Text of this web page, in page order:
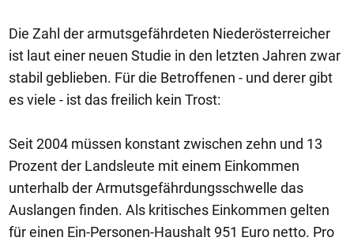
Die Zahl der armutsgefährdeten Niederösterreicher
ist laut einer neuen Studie in den letzten Jahren zwar
stabil geblieben. Für die Betroffenen - und derer gibt
es viele - ist das freilich kein Trost:
Seit 2004 müssen konstant zwischen zehn und 13
Prozent der Landsleute mit einem Einkommen
unterhalb der Armutsgefährdungsschwelle das
Auslangen finden. Als kritisches Einkommen gelten
für einen Ein-Personen-Haushalt 951 Euro netto. Pro